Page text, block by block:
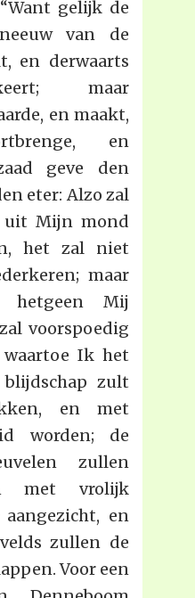
gelijk de
van de
en derwaarts
maar
en maakt,
en
geve den
eter: Alzo zal
uit Mijn mond
het zal niet
maar
Mij
voorspoedig
Ik het
zult
en met
worden; de
zullen
met vrolijk
en
zullen de
Voor een